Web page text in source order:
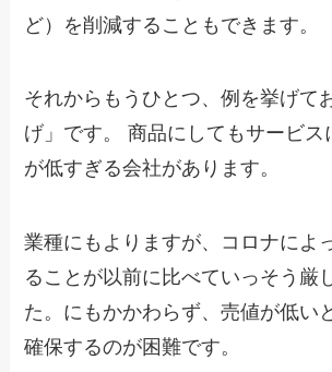
ど）を削減することもできます。
それからもうひとつ、例を挙げて
げ」です。 商品にしてもサービス
が低すぎる会社があります。
業種にもよりますが、コロナによ
ることが以前に比べていっそう厳
た。にもかかわらず、売値が低い
確保するのが困難です。